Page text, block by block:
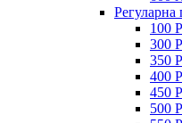
Регуларна
100
300
350
400
450
500